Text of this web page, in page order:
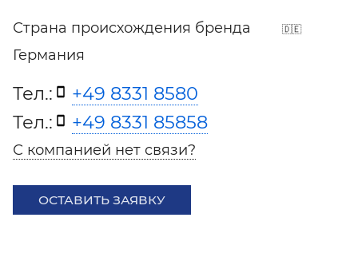
Страна происхождения бренда
Германия
Тел.:
+49 8331 8580
Тел.:
+49 8331 85858
С компанией нет связи?
ОСТАВИТЬ ЗАЯВКУ